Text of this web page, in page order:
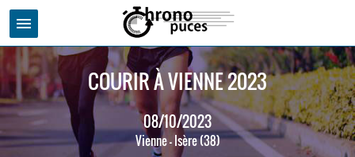
menu
COURIR À VIENNE 2023
08/10/2023
Vienne - Isère (38)